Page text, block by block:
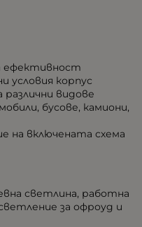
ефективност
условия корпус
различни видове
бусове, камиони,
на включената схема
светлина, работна
за офроуд и